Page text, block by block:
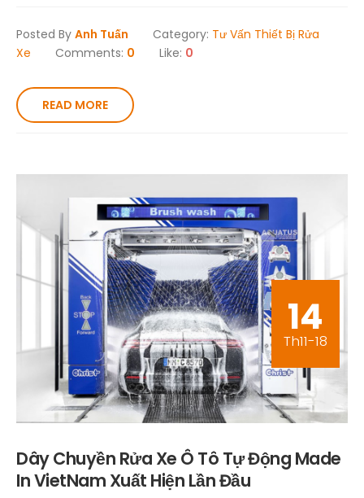
Posted By Anh Tuấn Category: Tư Vấn Thiết Bị Rửa
Xe
Comments: 0 Like: 0
READ MORE
14
Th11-18
Dây Chuyền Rửa Xe Ô Tô Tự Động Made
In VietNam Xuất Hiện Lần Đầu